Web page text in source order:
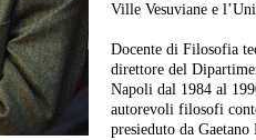
Ville Vesuviane e
Docente di Filosofia
direttore del
Napoli dal 1984 al
autorevoli filosofi
presieduto da